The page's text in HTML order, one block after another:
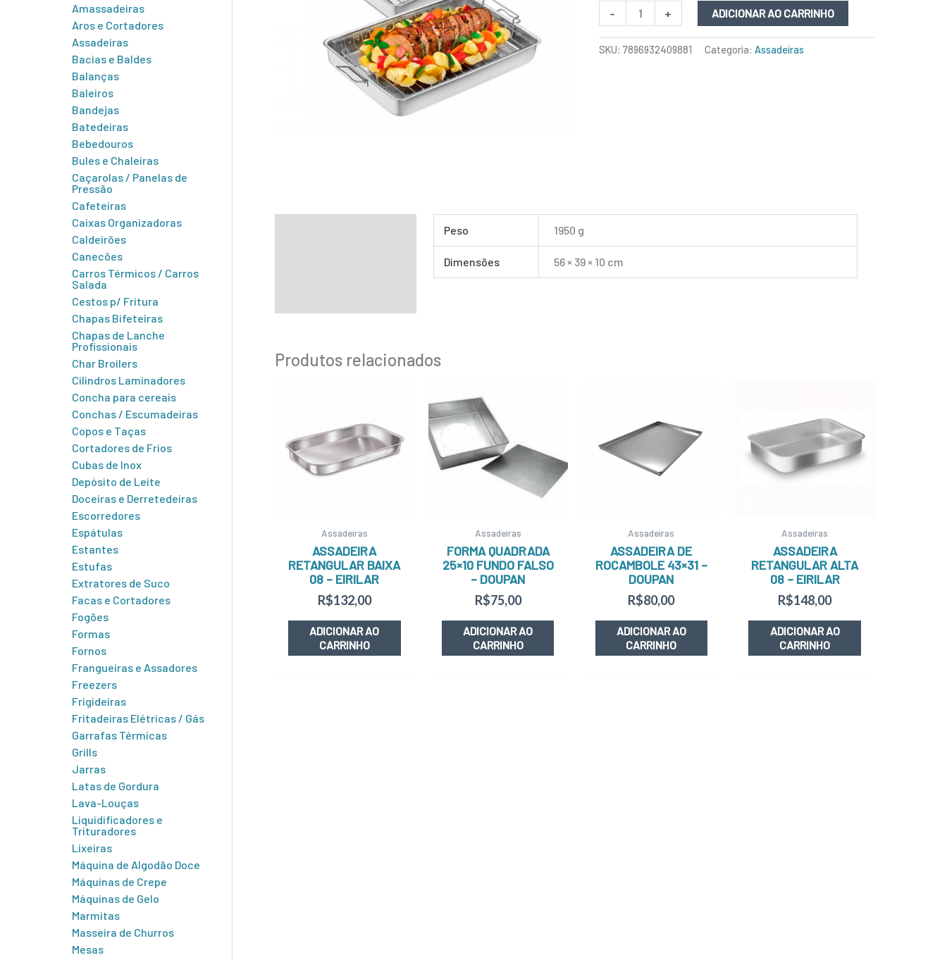
Amassadeiras
Aros e Cortadores
Assadeiras
Bacias e Baldes
Balanças
Baleiros
Bandejas
Batedeiras
Bebedouros
Bules e Chaleiras
Caçarolas / Panelas de
Pressão
Cafeteiras
Caixas Organizadoras
Caldeirões
Canecões
Carros Térmicos / Carros
Salada
Cestos p/ Fritura
Chapas Bifeteiras
Chapas de Lanche
Profissionais
Char Broilers
Cilindros Laminadores
Concha para cereais
Conchas / Escumadeiras
Copos e Taças
Cortadores de Frios
Cubas de Inox
Depósito de Leite
Doceiras e Derretedeiras
Escorredores
Espátulas
Estantes
Estufas
Extratores de Suco
Facas e Cortadores
Fogões
Formas
Fornos
Frangueiras e Assadores
Freezers
Frigideiras
Fritadeiras Elétricas / Gás
Garrafas Térmicas
Grills
Jarras
Latas de Gordura
Lava-Louças
Liquidificadores e
Trituradores
Lixeiras
Máquina de Algodão Doce
Máquinas de Crepe
Máquinas de Gelo
Marmitas
Masseira de Churros
Mesas
- + ADICIONAR AO CARRINHO
SKU: 7896932409881 Categoria: Assadeiras
Peso 1950 g
Dimensões 56 × 39 × 10 cm
Produtos relacionados
Assadeiras
ASSADEIRA
RETANGULAR BAIXA
08 – EIRILAR
R$132,00
ADICIONAR AO
CARRINHO
Assadeiras
FORMA QUADRADA
25×10 FUNDO FALSO
– DOUPAN
R$75,00
ADICIONAR AO
CARRINHO
Assadeiras
ASSADEIRA DE
ROCAMBOLE 43×31 –
DOUPAN
R$80,00
ADICIONAR AO
CARRINHO
Assadeiras
ASSADEIRA
RETANGULAR ALTA
08 – EIRILAR
R$148,00
ADICIONAR AO
CARRINHO